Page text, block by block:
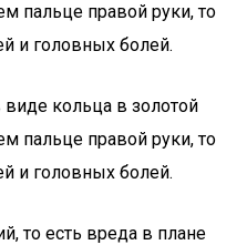
пальце правой руки, то
и головных болей.
кольца в золотой
пальце правой руки, то
и головных болей.
то есть вреда в плане